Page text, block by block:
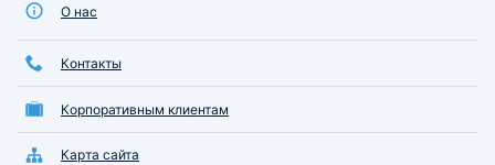
О нас
Контакты
Корпоративным клиентам
Карта сайта